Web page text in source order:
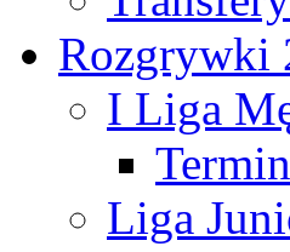
Rozgrywki
I Liga
Liga